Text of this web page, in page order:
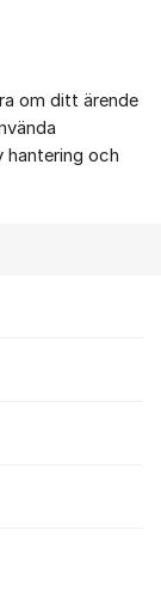
om ditt ärende
och